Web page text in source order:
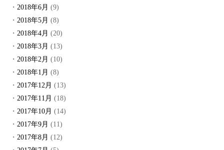
2018年6月 (9)
2018年5月 (8)
2018年4月 (20)
2018年3月 (13)
2018年2月 (10)
2018年1月 (8)
2017年12月 (13)
2017年11月 (18)
2017年10月 (14)
2017年9月 (11)
2017年8月 (12)